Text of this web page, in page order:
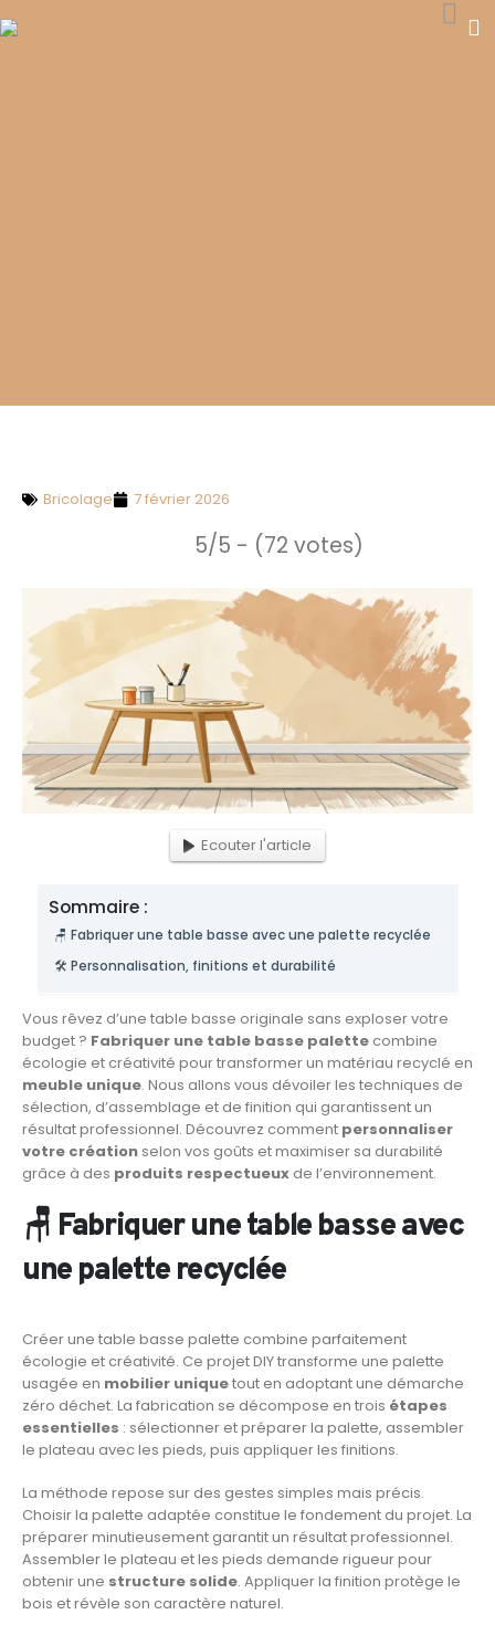
Bricolage 7 février 2026
5/5 - (72 votes)
Ecouter l'article
Sommaire :
🪑 Fabriquer une table basse avec une palette recyclée
🛠️ Personnalisation, finitions et durabilité
Vous rêvez d’une table basse originale sans exploser votre
budget ? Fabriquer une table basse palette combine
écologie et créativité pour transformer un matériau recyclé en
meuble unique. Nous allons vous dévoiler les techniques de
sélection, d’assemblage et de finition qui garantissent un
résultat professionnel. Découvrez comment personnaliser
votre création selon vos goûts et maximiser sa durabilité
grâce à des produits respectueux de l’environnement.
🪑 Fabriquer une table basse avec
une palette recyclée
Créer une table basse palette combine parfaitement
écologie et créativité. Ce projet DIY transforme une palette
usagée en mobilier uniquetout en adoptant une démarche
zéro déchet. La fabrication se décompose en trois étapes
essentielles : sélectionner et préparer la palette, assembler
le plateau avec les pieds, puis appliquer les finitions.
La méthode repose sur des gestes simples mais précis.
Choisir la palette adaptée constitue le fondement du projet. La
préparer minutieusement garantit un résultat professionnel.
Assembler le plateau et les pieds demande rigueur pour
obtenir une structure solide. Appliquer la finition protège le
bois et révèle son caractère naturel.